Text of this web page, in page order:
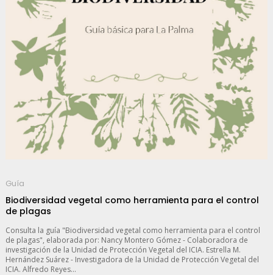
Guía
Biodiversidad vegetal como herramienta para el control
de plagas
Consulta la guía "Biodiversidad vegetal como herramienta para el control
de plagas", elaborada por: Nancy Montero Gómez - Colaboradora de
investigación de la Unidad de Protección Vegetal del ICIA. Estrella M.
Hernández Suárez - Investigadora de la Unidad de Protección Vegetal del
ICIA. Alfredo Reyes...